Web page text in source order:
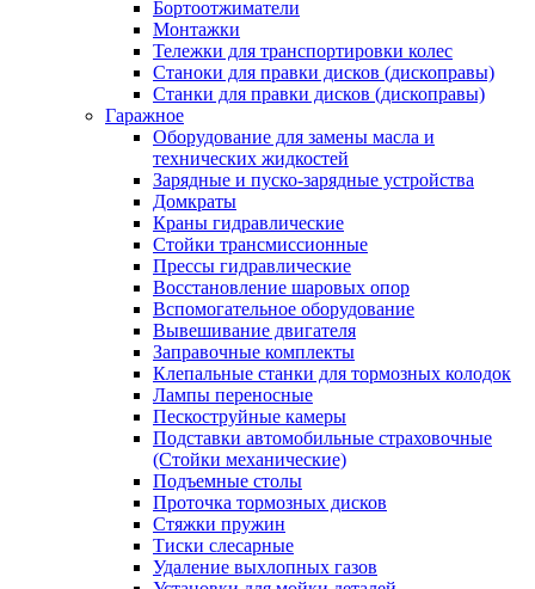
Бортоотжиматели
Монтажки
Тележки для транспортировки колес
Станоки для правки дисков (дископравы)
Станки для правки дисков (дископравы)
Гаражное
Оборудование для замены масла и
технических жидкостей
Зарядные и пуско-зарядные устройства
Домкраты
Краны гидравлические
Стойки трансмиссионные
Прессы гидравлические
Восстановление шаровых опор
Вспомогательное оборудование
Вывешивание двигателя
Заправочные комплекты
Клепальные станки для тормозных колодок
Лампы переносные
Пескоструйные камеры
Подставки автомобильные страховочные
(Стойки механические)
Подъемные столы
Проточка тормозных дисков
Стяжки пружин
Тиски слесарные
Удаление выхлопных газов